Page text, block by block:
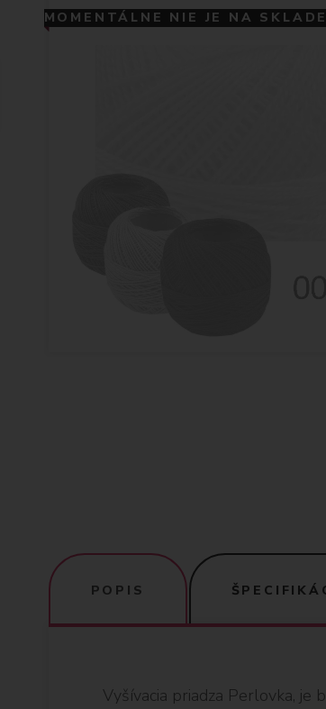
MOMENTÁLNE NIE JE NA SKLADE
POPIS
Vyšívacia priadza Perlovka, je